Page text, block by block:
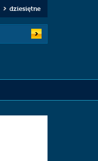
dziesiętne